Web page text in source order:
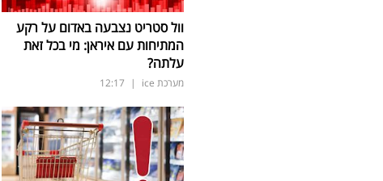
וול סטריט נצבעה באדום על רקע
המתיחות עם איראן: מי בכל זאת
עלתה?
מערכת ice |
12:17